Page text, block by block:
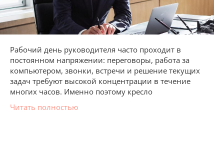
Рабочий день руководителя часто проходит в
постоянном напряжении: переговоры, работа за
компьютером, звонки, встречи и решение текущих
задач требуют высокой концентрации в течение
многих часов. Именно поэтому кресло
Читать полностью